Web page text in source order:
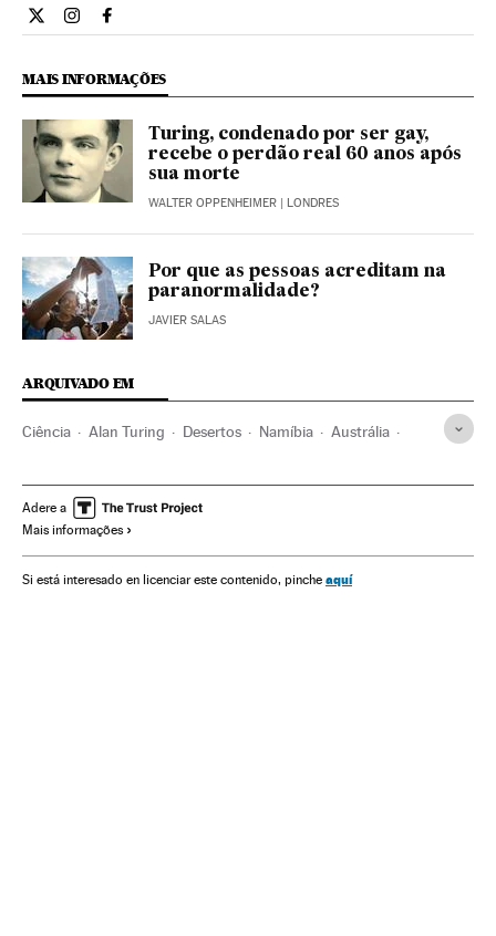
Ciencia El País Brasil en Twitter
Ciencia El País Brasil en Instagram
Ciencia El País Brasil en Facebook
MAIS INFORMAÇÕES
Turing, condenado por ser gay,
recebe o perdão real 60 anos após
sua morte
WALTER OPPENHEIMER | LONDRES
Por que as pessoas acreditam na
paranormalidade?
JAVIER SALAS
ARQUIVADO EM
Ciência Alan Turing Desertos Namíbia Austrália
Ciências naturais
Adere a
Mais informações
Si está interesado en licenciar este contenido, pinche aquí